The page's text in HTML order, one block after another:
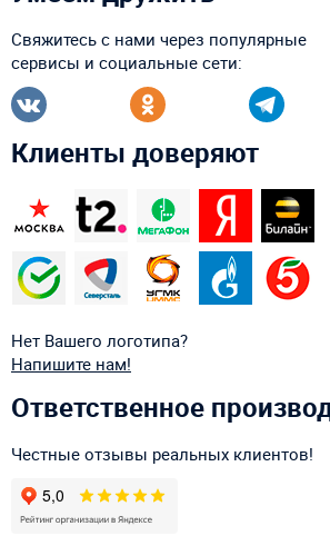
Свяжитесь с нами через популярные
сервисы и социальные сети:
Клиенты доверяют
Нет Вашего логотипа?
Напишите нам!
Ответственное
Честные отзывы реальных клиентов!